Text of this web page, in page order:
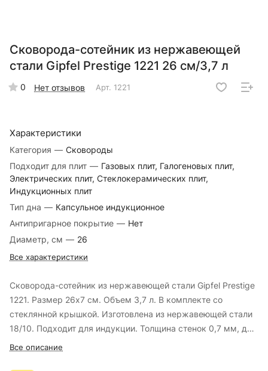
Сковорода-сотейник из нержавеющей
стали Gipfel Prestige 1221 26 см/3,7 л
0 Нет отзывов Арт. 1221
Характеристики
Категория — Сковороды
Подходит для плит — Газовых плит, Галогеновых плит,
Электрических плит, Стеклокерамических плит,
Индукционных плит
Тип дна — Капсульное индукционное
Антипригарное покрытие — Нет
Диаметр, см — 26
Все характеристики
Сковорода-сотейник из нержавеющей стали Gipfel Prestige
1221. Размер 26х7 см. Объем 3,7 л. В комплекте со
стеклянной крышкой. Изготовлена из нержавеющей стали
18/10. Подходит для индукции. Толщина стенок 0,7 мм, дна
- 6.2 мм.
Все описание